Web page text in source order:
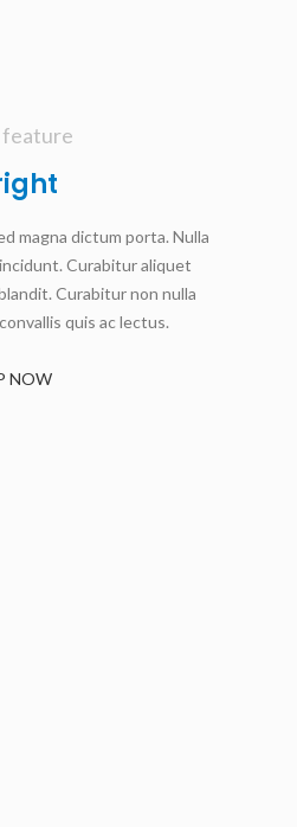
magna dictum porta. Nulla
Curabitur aliquet
Curabitur non nulla
quis ac lectus.
NOW